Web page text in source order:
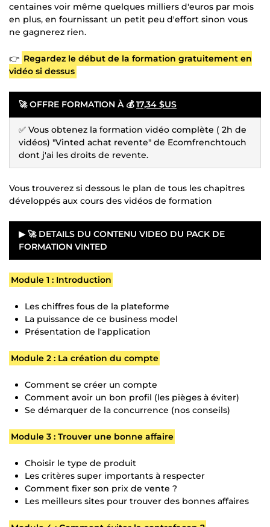
centaines voir même quelques milliers d'euros par mois
en plus, en fournissant un petit peu d'effort sinon vous
ne gagnerez rien.
👉 Regardez le début de la formation gratuitement en
vidéo si dessus
🚀OFFRE FORMATION À 💰17,34 $US
✅ Vous obtenez la formation vidéo complète ( 2h de
vidéos) "Vinted achat revente" de Ecomfrenchtouch
dont j'ai les droits de revente.
Vous trouverez si dessous le plan de tous les chapitres
développés aux cours des vidéos de formation
▶ 🚀 DETAILS DU CONTENU VIDEO DU PACK DE
FORMATION VINTED
Module 1 : Introduction
Les chiffres fous de la plateforme
La puissance de ce business model
Présentation de l'application
Module 2 : La création du compte
Comment se créer un compte
Comment avoir un bon profil (les pièges à éviter)
Se démarquer de la concurrence (nos conseils)
Module 3 : Trouver une bonne affaire
Choisir le type de produit
Les critères super importants à respecter
Comment fixer son prix de vente ?
Les meilleurs sites pour trouver des bonnes affaires